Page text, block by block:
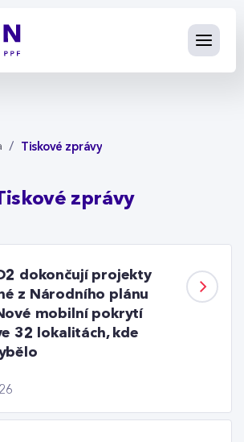
Tiskové zprávy
zprávy
dokončují projekty
z Národního plánu
mobilní pokrytí
32 lokalitách, kde